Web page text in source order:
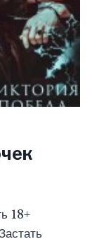
18+